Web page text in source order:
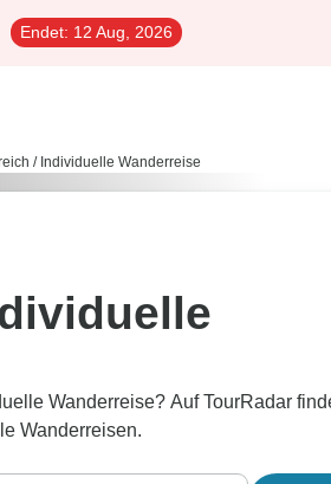
Endet: 12 Aug, 2026
/ Individuelle Wanderreise
Wanderreise? Auf TourRadar
Wanderreisen.